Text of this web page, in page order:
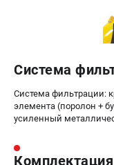
Система
Система фильтрации:
элемента (поролон +
усиленный
Комплектация